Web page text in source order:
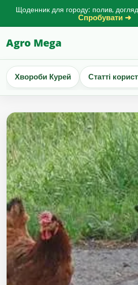
Щоденник для городу: полив, догляд
Спробувати ➜
Agro Mega
Хвороби Курей Статті